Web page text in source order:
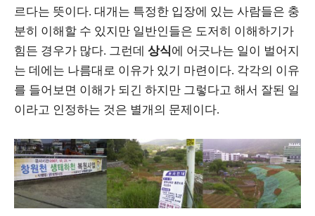
르다는 뜻이다. 대개는 특정한 입장에 있는 사람들은 충
분히 이해할 수 있지만 일반인들은 도저히 이해하기가
힘든 경우가 많다. 그런데 상식에 어긋나는 일이 벌어지
는 데에는 나름대로 이유가 있기 마련이다. 각각의 이유
를 들어보면 이해가 되긴 하지만 그렇다고 해서 잘된 일
이라고 인정하는 것은 별개의 문제이다.